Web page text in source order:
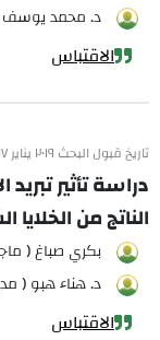
د. محمد يوسف
الاقتباس
تاريخ قبول البحث ٢٠١٩ يناير ١٧
دراسة تأثير
الناتج من
بكري صباغ (
د. هناء هبو (
الاقتباس